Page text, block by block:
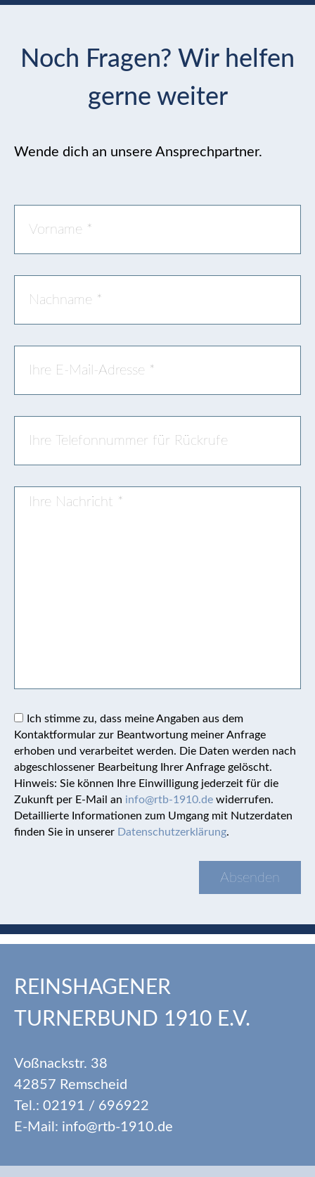
Noch Fragen? Wir helfen
gerne weiter
Wende dich an unsere Ansprechpartner.
Ich stimme zu, dass meine Angaben aus dem
Kontaktformular zur Beantwortung meiner Anfrage
erhoben und verarbeitet werden. Die Daten werden nach
abgeschlossener Bearbeitung Ihrer Anfrage gelöscht.
Hinweis: Sie können Ihre Einwilligung jederzeit für die
Zukunft per E-Mail an info@rtb-1910.de widerrufen.
Detaillierte Informationen zum Umgang mit Nutzerdaten
finden Sie in unserer Datenschutzerklärung.
REINSHAGENER
TURNERBUND 1910 E.V.
Voßnackstr. 38
42857 Remscheid
Tel.: 02191 / 696922
E-Mail: info@rtb-1910.de